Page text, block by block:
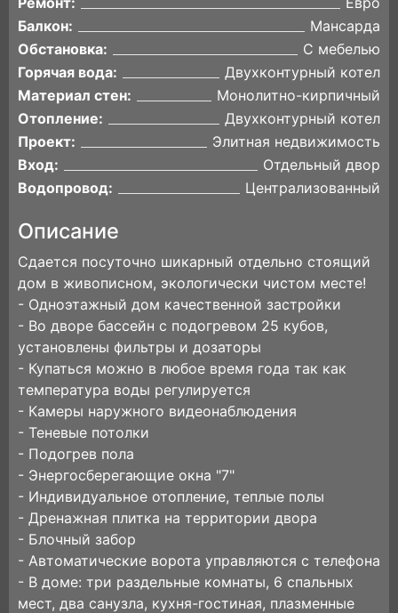
Балкон:
Мансарда
Обстановка:
С мебелью
Горячая вода:
Двухконтурный котел
Материал стен:
Монолитно-кирпичный
Отопление:
Двухконтурный котел
Проект:
Элитная недвижимость
Вход:
Отдельный двор
Водопровод:
Централизованный
Описание
Сдается посуточно шикарный отдельно стоящий
дом в живописном, экологически чистом месте!
- Одноэтажный дом качественной застройки
- Во дворе бассейн с подогревом 25 кубов,
установлены фильтры и дозаторы
- Купаться можно в любое время года так как
температура воды регулируется
- Камеры наружного видеонаблюдения
- Теневые потолки
- Подогрев пола
- Энергосберегающие окна "7"
- Индивидуальное отопление, теплые полы
- Дренажная плитка на территории двора
- Блочный забор
- Автоматические ворота управляются с телефона
- В доме: три раздельные комнаты, 6 спальных
мест, два санузла, кухня-гостиная, плазменные